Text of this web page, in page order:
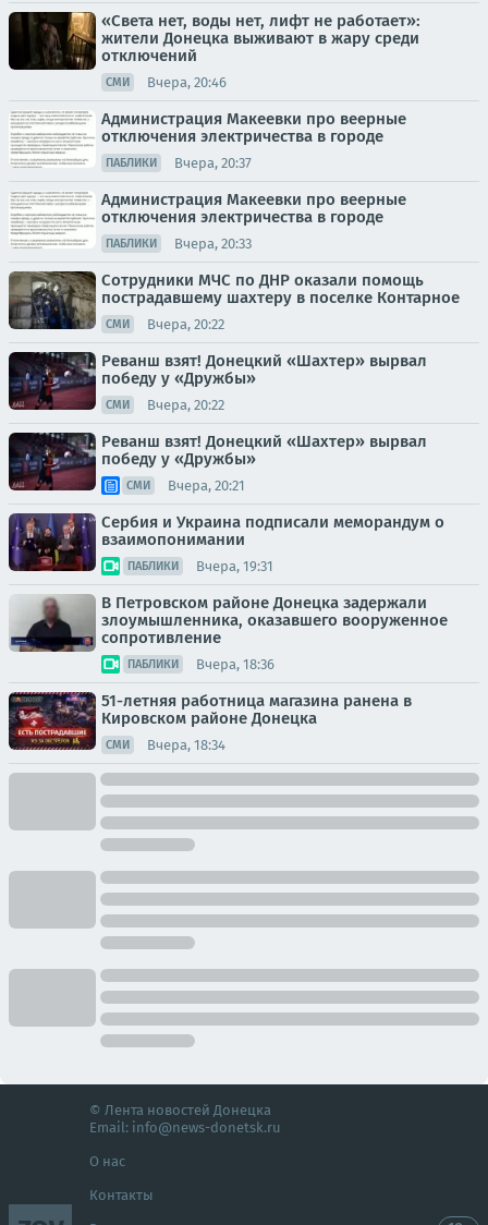
«Света нет, воды нет, лифт не работает»:
жители Донецка выживают в жару среди
отключений
СМИ Вчера, 20:46
Администрация Макеевки про веерные
отключения электричества в городе
ПАБЛИКИ Вчера, 20:37
Администрация Макеевки про веерные
отключения электричества в городе
ПАБЛИКИ Вчера, 20:33
Сотрудники МЧС по ДНР оказали помощь
пострадавшему шахтеру в поселке Контарное
СМИ Вчера, 20:22
Реванш взят! Донецкий «Шахтер» вырвал
победу у «Дружбы»
СМИ Вчера, 20:22
Реванш взят! Донецкий «Шахтер» вырвал
победу у «Дружбы»
СМИ Вчера, 20:21
Сербия и Украина подписали меморандум о
взаимопонимании
ПАБЛИКИ Вчера, 19:31
В Петровском районе Донецка задержали
злоумышленника, оказавшего вооруженное
сопротивление
ПАБЛИКИ Вчера, 18:36
51-летняя работница магазина ранена в
Кировском районе Донецка
СМИ Вчера, 18:34
© Лента новостей Донецка
Email: info@news-donetsk.ru
О нас
Контакты